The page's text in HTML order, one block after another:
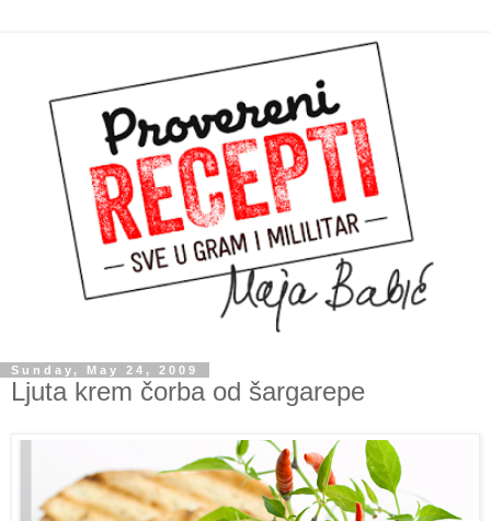
Sunday, May 24, 2009
Ljuta krem čorba od šargarepe